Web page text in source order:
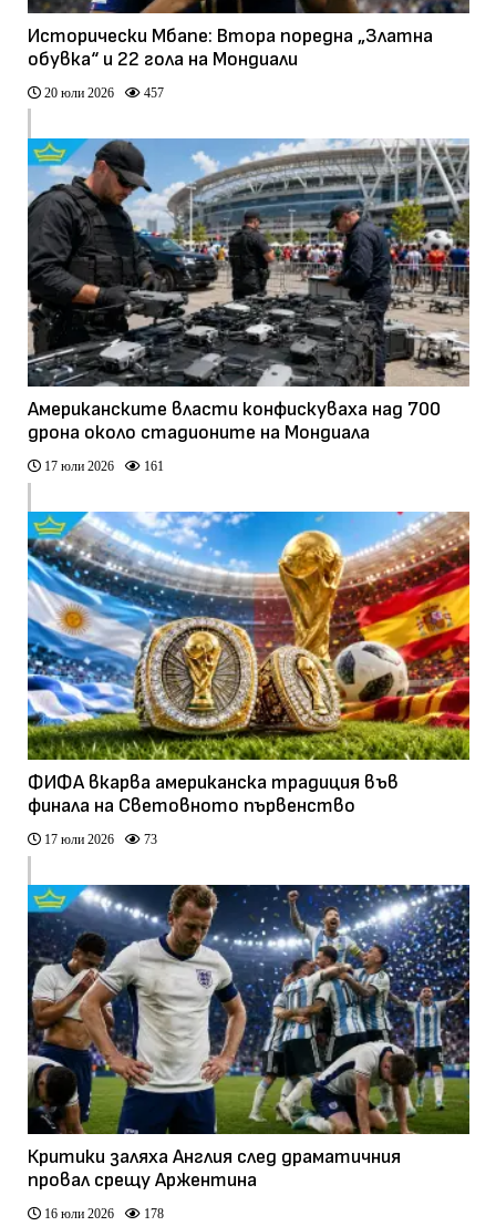
Исторически Мбапе: Втора поредна „Златна
обувка“ и 22 гола на Мондиали
20 юли 2026 457
Американските власти конфискуваха над 700
дрона около стадионите на Мондиала
17 юли 2026 161
ФИФА вкарва американска традиция във
финала на Световното първенство
17 юли 2026 73
Критики заляха Англия след драматичния
провал срещу Аржентина
16 юли 2026 178